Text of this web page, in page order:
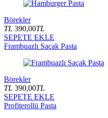
Börekler
TL 390,00TL
SEPETE EKLE
Frambuazlı Saçak Pasta
Börekler
TL 390,00TL
SEPETE EKLE
Profiterollü Pasta